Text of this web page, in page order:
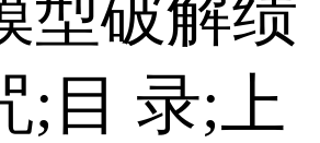
型破解绩
;目 录;上